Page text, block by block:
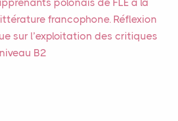
francophone. Réflexion
sur l’exploitation des critiques
B2